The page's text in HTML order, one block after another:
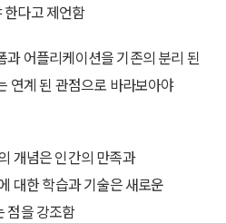
다고 제언함
어플리케이션을 기존의 분리 된
연계 된 관점으로 바라보아야
개념은 인간의 만족과
대한 학습과 기술은 새로운
점을 강조함